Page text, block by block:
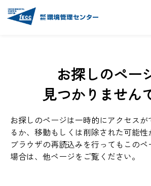
お探しのペー
見つかりません
お探しのページは一時的にアクセス
るか、移動もしくは削除された可能性
ブラウザの再読込みを行ってもこのペ
場合は、他ページをご覧ください。